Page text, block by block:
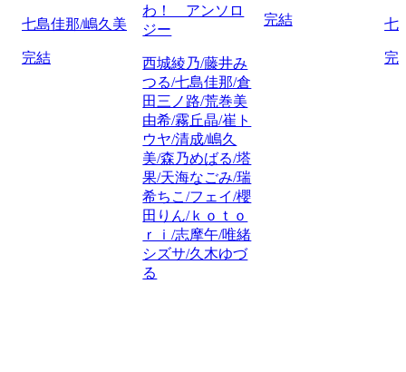
七島佳那/嶋久美
完結
わ！ アンソロ
ジー
西城綾乃/藤井み
つる/七島佳那/倉
田三ノ路/荒巻美
由希/霧丘晶/崔ト
ウヤ/清成/嶋久
美/森乃めばる/塔
果/天海なごみ/瑞
希ちこ/フェイ/櫻
田りん/ｋｏｔｏ
ｒｉ/志摩午/唯緒
シズサ/久木ゆづ
る
完結 七
完